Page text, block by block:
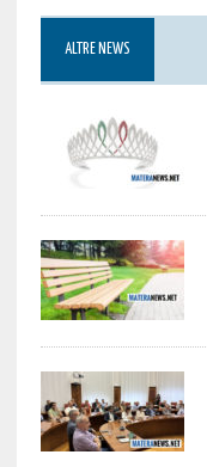
ALTRE NEWS